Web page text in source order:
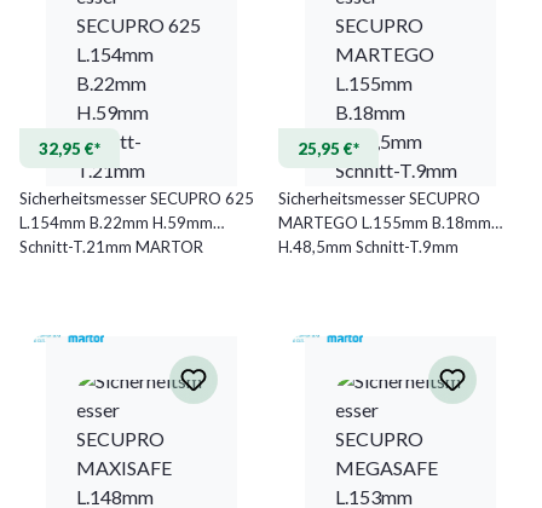
32,95 €*
Sicherheitsmesser SECUPRO 625
L.154mm B.22mm H.59mm
Schnitt-T.21mm MARTOR
25,95 €*
Sicherheitsmesser SECUPRO
MARTEGO L.155mm B.18mm
H.48,5mm Schnitt-T.9mm